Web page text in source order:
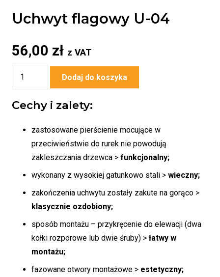
Uchwyt flagowy U-04
56,00 zł z VAT
Dodaj do koszyka
Cechy i zalety:
zastosowane pierścienie mocujące w
przeciwieństwie do rurek nie powodują
zakleszczania drzewca > funkcjonalny;
wykonany z wysokiej gatunkowo stali > wieczny;
zakończenia uchwytu zostały zakute na gorąco >
klasycznie ozdobiony;
sposób montażu – przykręcenie do elewacji (dwa
kołki rozporowe lub dwie śruby) > łatwy w
montażu;
fazowane otwory montażowe > estetyczny;